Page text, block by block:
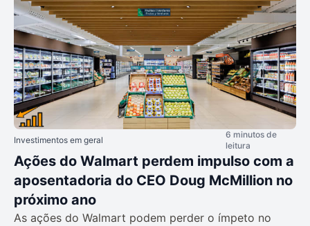
Investimentos em geral
6 minutos de
leitura
Ações do Walmart perdem impulso com a
aposentadoria do CEO Doug McMillion no
próximo ano
As ações do Walmart podem perder o ímpeto no